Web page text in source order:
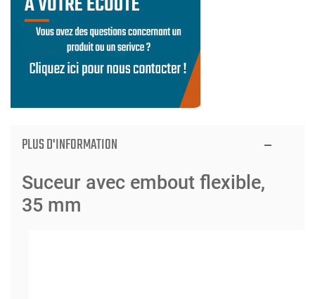
PLUS D'INFORMATION
Suceur avec embout flexible,
35 mm